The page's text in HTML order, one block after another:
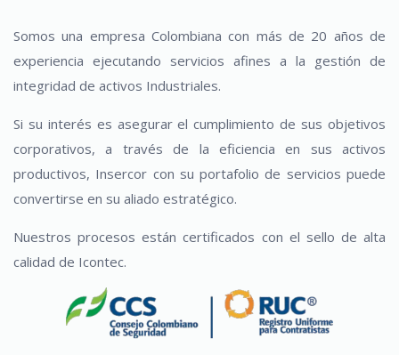
Somos una empresa Colombiana con más de 20 años de
experiencia ejecutando servicios afines a la gestión de
integridad de activos Industriales.
Si su interés es asegurar el cumplimiento de sus objetivos
corporativos, a través de la eficiencia en sus activos
productivos, Insercor con su portafolio de servicios puede
convertirse en su aliado estratégico.
Nuestros procesos están certificados con el sello de alta
calidad de Icontec.